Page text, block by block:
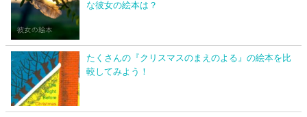
な彼女の絵本は？
たくさんの『クリスマスのまえのよる』の絵本を比
較してみよう！